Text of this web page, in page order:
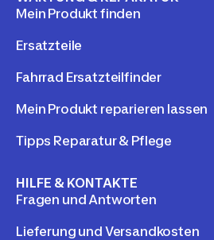
Mein Produkt finden
Ersatzteile
Fahrrad Ersatzteilfinder
Mein Produkt reparieren lassen
Tipps Reparatur & Pflege
HILFE & KONTAKTE
Fragen und Antworten
Lieferung und Versandkosten